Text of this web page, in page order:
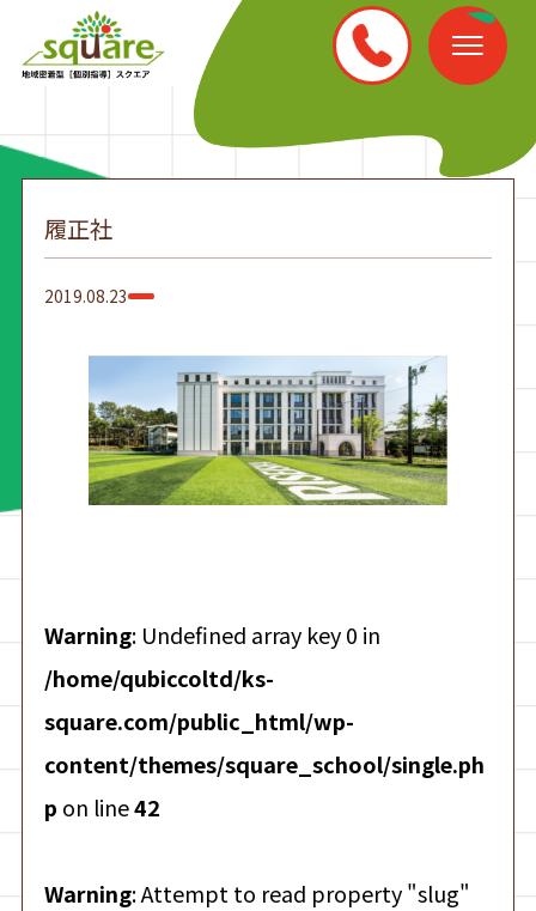
履正社
2019.08.23
Warning: Undefined array key 0 in
/home/qubiccoltd/ks-
square.com/public_html/wp-
content/themes/square_school/single.ph
p on line42
Warning: Attempt to read property "slug"